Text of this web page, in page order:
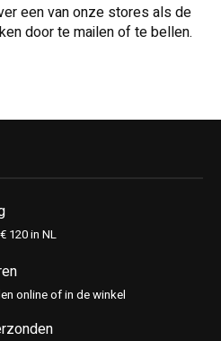
een van onze stores als de
door te mailen of te bellen.
120 in NL
online of in de winkel